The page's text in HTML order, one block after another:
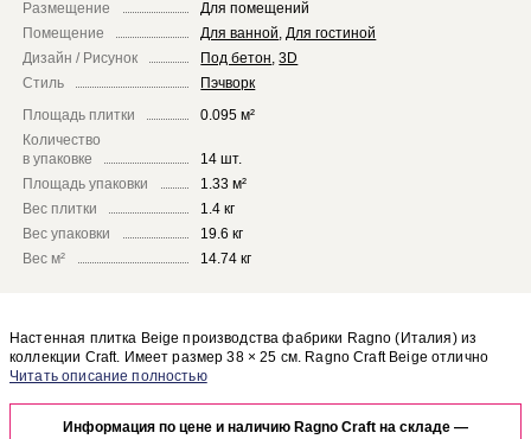
Размещение
Для помещений
Помещение
Для ванной Для гостиной
Дизайн / Рисунок
Под бетон ,3D
Стиль
Пэчворк
Площадь плитки
0.095 м²
Количество
в упаковке
14 шт.
Площадь упаковки
1.33 м²
Вес плитки
1.4 кг
Вес упаковки
19.6 кг
Вес м²
14.74 кг
Настенная плитка Beige производства фабрики Ragno (Италия) из
коллекции Craft. Имеет размер 38 × 25 см. Ragno Craft Beige отлично
сочетается с другими элементами коллекции Craft.
отделке Вашего помещения, закажите бесплатный дизайн-проект с
использованием элементов коллекции Ragno Craft.
Информация по цене и наличию Ragno Craft на складе —